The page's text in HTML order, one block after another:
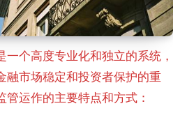
个高度专业化和独立的系统，
融市场稳定和投资者保护的重
运作的主要特点和方式：